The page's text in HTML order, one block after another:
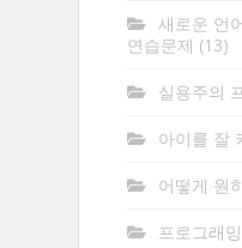
새로운 언
연습문제 (13)
실용주의
아이를 잘
어떻게 원
프로그래